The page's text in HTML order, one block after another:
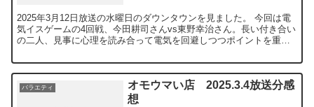
2025年3月12日放送の水曜日のダウンタウンを見ました。 今回は電
気イスゲームの4回戦、今田耕司さんvs東野幸治さん。長い付き合い
の二人、見事に心理を読み合って電気を回避しつつポイントを重ね
バラエティ
オモウマい店 2025.3.4放送分感
想